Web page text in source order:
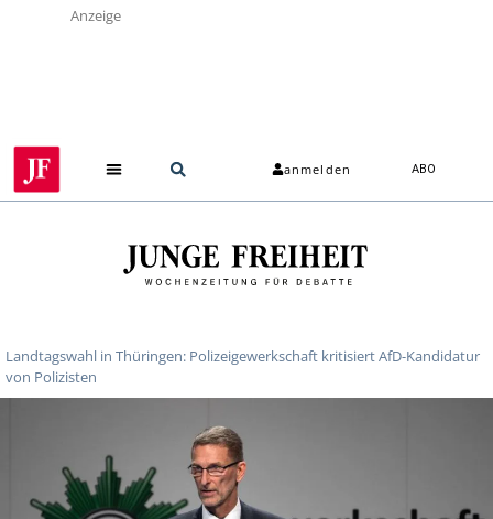
Anzeige
anmelden ABO
Landtagswahl in Thüringen: Polizeigewerkschaft kritisiert AfD-Kandidatur
von Polizisten